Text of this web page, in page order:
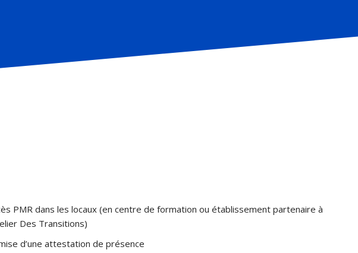
PMR dans les locaux (en centre de formation ou établissement partenaire à
Des Transitions)
d’une attestation de présence